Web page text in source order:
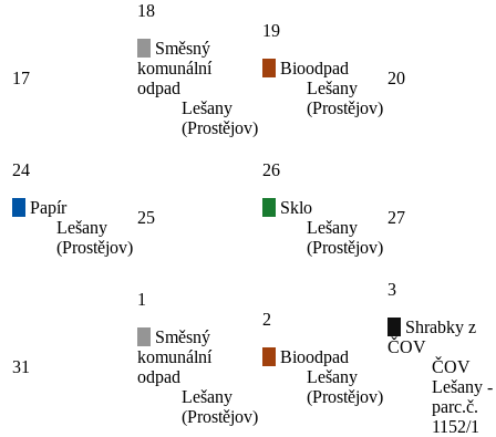
17
18
Směsný
komunální
odpad
Lešany
(Prostějov)
19
Bioodpad
Lešany
(Prostějov)
20
24
Papír
Lešany
(Prostějov)
25
26
Sklo
Lešany
(Prostějov)
27
31
1
Směsný
komunální
odpad
Lešany
(Prostějov)
2
Bioodpad
Lešany
(Prostějov)
3
Shrabky z
ČOV
ČOV
Lešany -
parc.č.
1152/1